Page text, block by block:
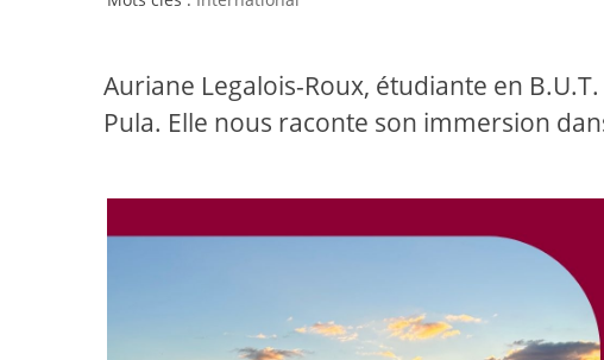
Auriane Legalois-Roux, étudiante en
Pula. Elle nous raconte son immersion